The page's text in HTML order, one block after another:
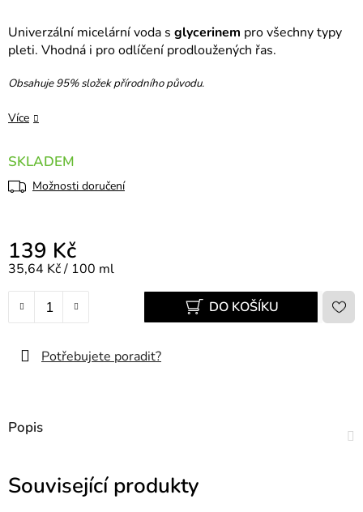
Univerzální micelární voda s glycerinem pro všechny typy
pleti. Vhodná i pro odlíčení prodloužených řas.
Obsahuje 95% složek přírodního původu.
Více
SKLADEM
Možnosti doručení
139 Kč
Měrná cena:
35,64 Kč / 100 ml
DO KOŠÍKU
Potřebujete poradit?
Popis
Související produkty